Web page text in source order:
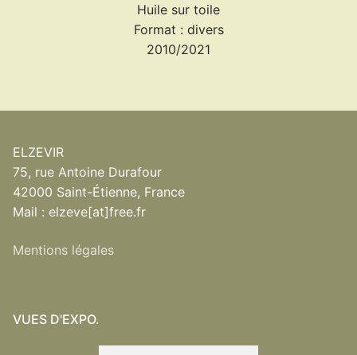
Huile sur toile
Format : divers
2010/2021
ELZEVIR
75, rue Antoine Durafour
42000 Saint-Étienne, France
Mail : elzeve[at]free.fr
Mentions légales
VUES D'EXPO.